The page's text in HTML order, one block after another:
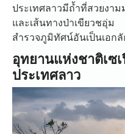
ประเทศลาวมีถ้ำที่สวยงา
และเส้นทางป่าเขียวชอุ่
สำรวจภูมิทัศน์อันเป็นเอก
อุทยานแห่งชาติเซ
ประเทศลาว